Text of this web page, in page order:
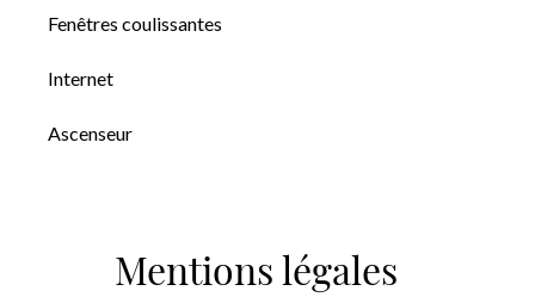
Fenêtres coulissantes
Internet
Ascenseur
Mentions légales